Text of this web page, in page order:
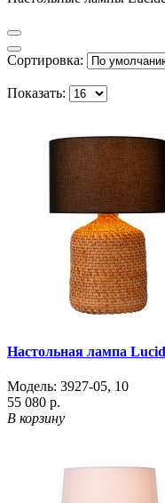
Сортировка:
Показать:
Настольная лампа
Модель: 3927-05, 10
55 080 р.
В корзину